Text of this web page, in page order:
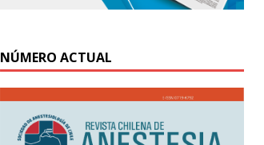
NÚMERO ACTUAL